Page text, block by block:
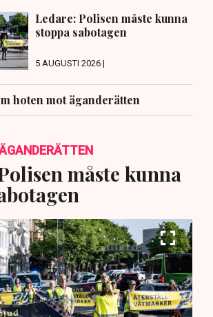
Ledare: Polisen måste kunna
stoppa sabotagen
5 AUGUSTI 2026 |
hoten mot äganderätten
måste kunna